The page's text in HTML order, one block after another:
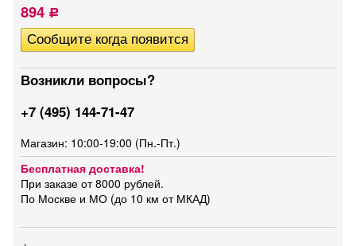
894 Р
Возникли вопросы?
+7 (495) 144-71-47
Магазин: 10:00-19:00 (Пн.-Пт.)
Бесплатная доставка!
При заказе от 8000 рублей.
По Москве и МО (до 10 км от МКАД)